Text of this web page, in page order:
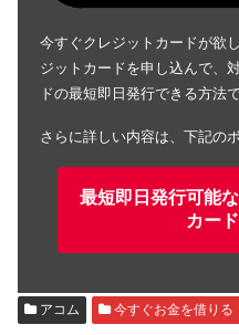
今すぐクレジットカードが欲
ジットカードを申し込んで、
ドの最短即日発行できる方法で
さらに詳しい内容は、下記の
最短即日発行可能
カー
アコム 今すぐお金を借りる